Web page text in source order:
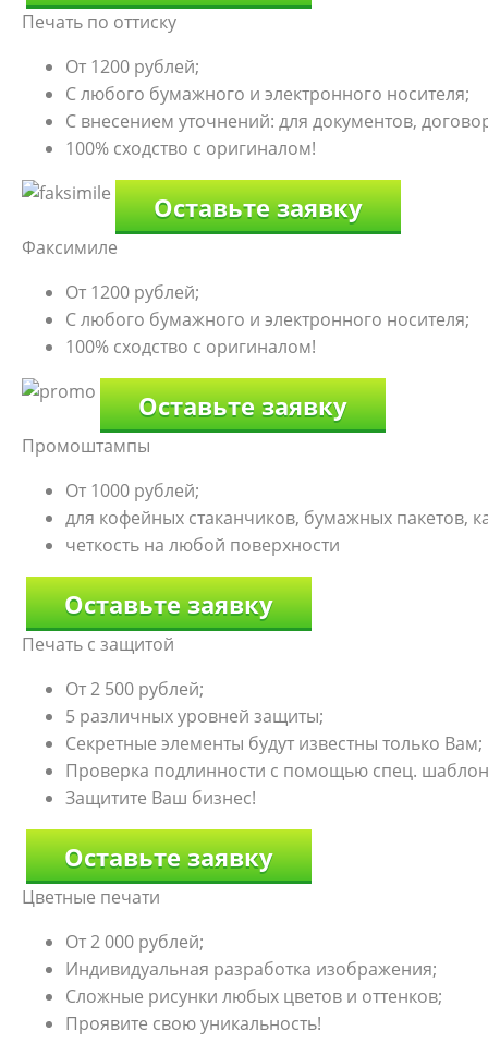
Печать по оттиску
От 1200 рублей;
С любого бумажного и электронного носителя;
С внесением уточнений: для документов,
100% сходство с оригиналом!
Оставьте заявку
Факсимиле
От 1200 рублей;
С любого бумажного и электронного носителя;
100% сходство с оригиналом!
Оставьте заявку
Промоштампы
От 1000 рублей;
для кофейных стаканчиков, бумажных пакетов,
четкость на любой поверхности
Оставьте заявку
Печать с защитой
От 2 500 рублей;
5 различных уровней защиты;
Секретные элементы будут известны только Вам;
Проверка подлинности с помощью спец.
Защитите Ваш бизнес!
Оставьте заявку
Цветные печати
От 2 000 рублей;
Индивидуальная разработка изображения;
Сложные рисунки любых цветов и оттенков;
Проявите свою уникальность!